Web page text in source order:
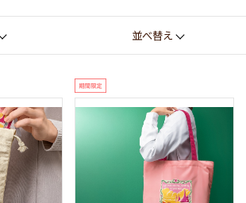
節限定の「白桃バター」も楽しめます。
な気持ちを伝えるギフトです。
並べ替え